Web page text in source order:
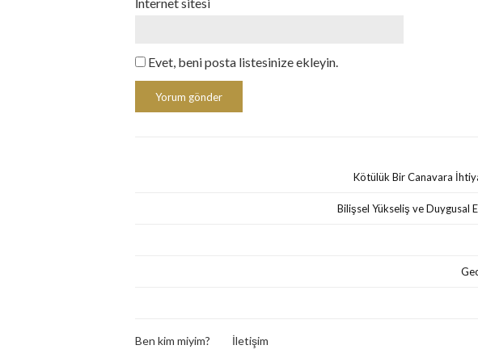
Evet, beni posta listesinize ekleyin.
Kötülük Bir Canavara
Bilişsel Yükseliş ve Duygusal
Ben kim miyim? İletişim